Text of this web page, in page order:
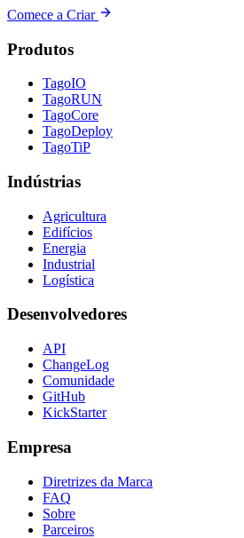
Comece a Criar
Produtos
TagoIO
TagoRUN
TagoCore
TagoDeploy
TagoTiP
Indústrias
Agricultura
Edifícios
Energia
Industrial
Logística
Desenvolvedores
API
ChangeLog
Comunidade
GitHub
KickStarter
Empresa
Diretrizes da Marca
FAQ
Sobre
Parceiros